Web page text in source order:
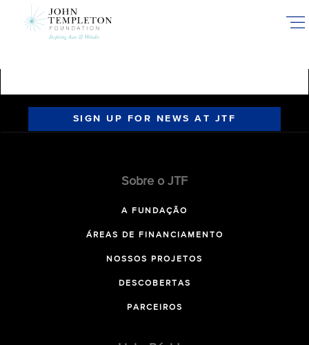
SIGN UP FOR NEWS AT JTF
Sobre o JTF
A FUNDAÇÃO
ÁREAS DE FINANCIAMENTO
NOSSOS PROJETOS
DESCOBERTAS
PARCEIROS